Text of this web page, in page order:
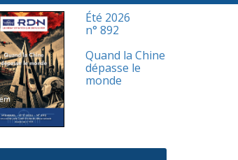
Été 2026
n° 892
Quand la Chine
dépasse le
monde